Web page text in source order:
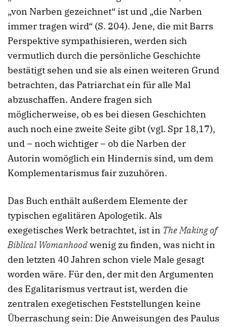
„von Narben gezeichnet“ ist und „die Narben
immer tragen wird“ (S. 204). Jene, die mit Barrs
Perspektive sympathisieren, werden sich
vermutlich durch die persönliche Geschichte
bestätigt sehen und sie als einen weiteren Grund
betrachten, das Patriarchat ein für alle Mal
abzuschaffen. Andere fragen sich
möglicherweise, ob es bei diesen Geschichten
auch noch eine zweite Seite gibt (vgl. Spr 18,17),
und – noch wichtiger – ob die Narben der
Autorin womöglich ein Hindernis sind, um dem
Komplementarismus fair zuzuhören.
Das Buch enthält außerdem Elemente der
typischen egalitären Apologetik. Als
exegetisches Werk betrachtet, ist in The Making of
Biblical Womanhoodwenig zu finden, was nicht in
den letzten 40 Jahren schon viele Male gesagt
worden wäre. Für den, der mit den Argumenten
des Egalitarismus vertraut ist, werden die
zentralen exegetischen Feststellungen keine
Überraschung sein: Die Anweisungen des Paulus